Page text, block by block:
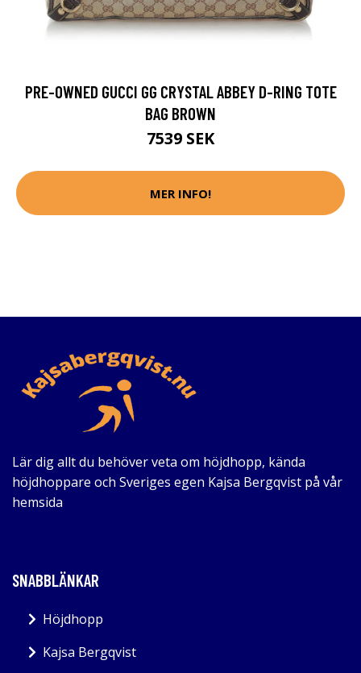
PRE-OWNED GUCCI GG CRYSTAL ABBEY D-RING TOTE
BAG BROWN
7539 SEK
MER INFO!
Lär dig allt du behöver veta om höjdhopp, kända
höjdhoppare och Sveriges egen Kajsa Bergqvist på vår
hemsida
SNABBLÄNKAR
Höjdhopp
Kajsa Bergqvist